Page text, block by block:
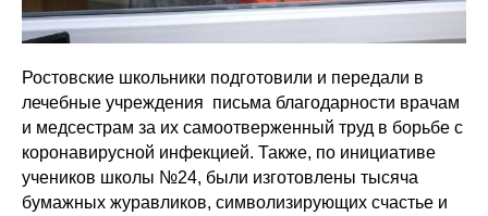
Ростовские школьники подготовили и передали в
лечебные учреждения письма благодарности врачам
и медсестрам за их самоотверженный труд в борьбе с
коронавирусной инфекцией. Также, по инициативе
учеников школы №24, были изготовлены тысяча
бумажных журавликов, символизирующих счастье и